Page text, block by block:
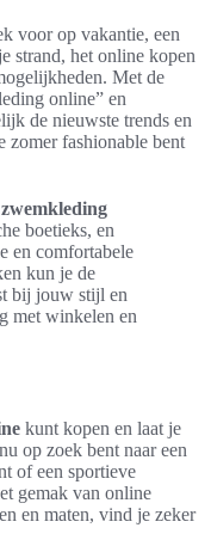
voor op vakantie, een
strand, het online kopen
Met de
online” en
de nieuwste trends en
zomer fashionable bent
boetieks, en
en comfortabele
kun je de
bij jouw stijl en
met winkelen en
kunt kopen en laat je
op zoek bent naar een
of een sportieve
gemak van online
en maten, vind je zeker